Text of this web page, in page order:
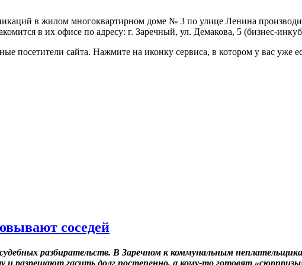
в жилом многоквартирном доме № 3 по улице Ленина
в их офисе по адресу: г. Заречный, ул. Демакова, 5 (бизнес-
посетители сайта. Нажмите на иконку сервиса, в котором у вас уже
соседей
разбирательств. В Заречном к коммунальным
разрешают гасить долг постепенно, а кому-то готовят